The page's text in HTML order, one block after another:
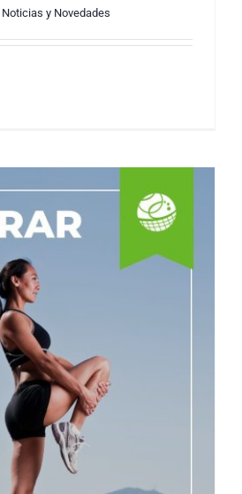
el Espíritu
Noticias y Novedades